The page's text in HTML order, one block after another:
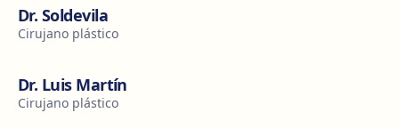
Dr. Soldevila
Cirujano plástico
Dr. Luis Martín
Cirujano plástico